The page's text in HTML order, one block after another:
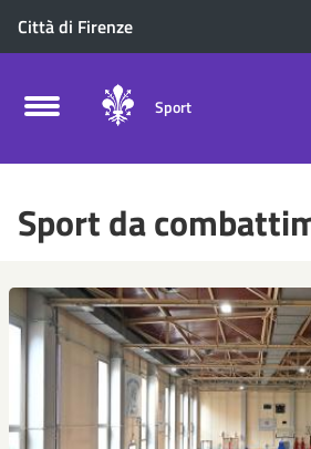
Città di Firenze
Sport
Sport da